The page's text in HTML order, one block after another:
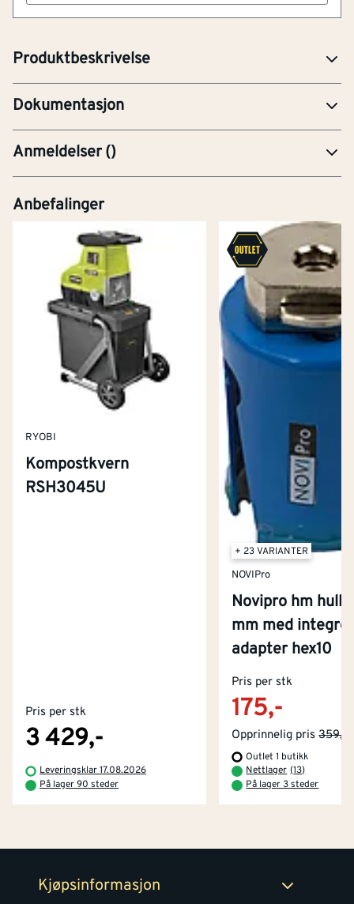
Produktbeskrivelse
kostnadseffektiv innskruing grunnet Power-Fast
Dokumentasjon
ETA-Europeisk Teknisk Bedømmelse
Anmeldelser()
Anbefalinger
RYOBI
Kompostkvern
RSH3045U
Pris per stk
3 429,-
Leveringsklar 17.08.2026
På lager 90 steder
+ 23 VARIANTER
NOVIPro
Novipro hm
mm med
adapter hex10
Pris per stk
175,-
Opprinnelig pris 359,-
Outlet 1 butikk
Nettlager (13)
På lager 3 steder
Kjøpsinformasjon
Kjøpsbetingelser
Retur- og angrerettsskjema
Tjenester
Montér Klubb
Byggevarehus og åpningstider
Prismatch